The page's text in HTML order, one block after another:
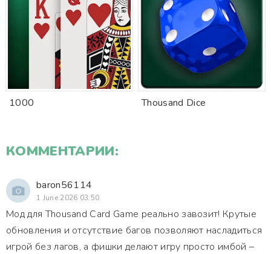
1000 Thousand Dice
КОММЕНТАРИИ:
baron56114
1 June 2026 03:50
Мод для Thousand Card Game реально завозит! Крутые
обновления и отсутствие багов позволяют насладиться
игрой без лагов, а фишки делают игру просто имбой –